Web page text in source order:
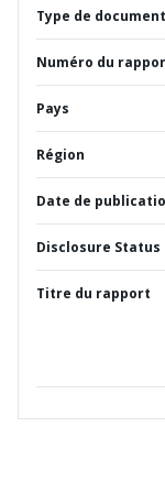
Type de document
Numéro du
Pays
Région
Date de
Disclosure Status
Titre du rapport